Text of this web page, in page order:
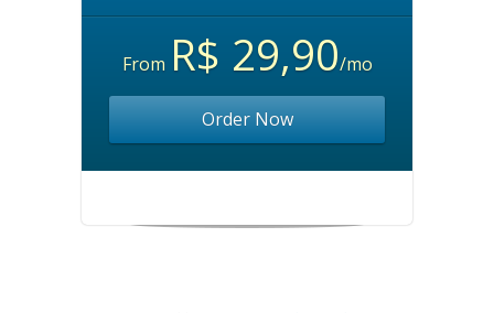
From R$ 29,90/mo
Order Now